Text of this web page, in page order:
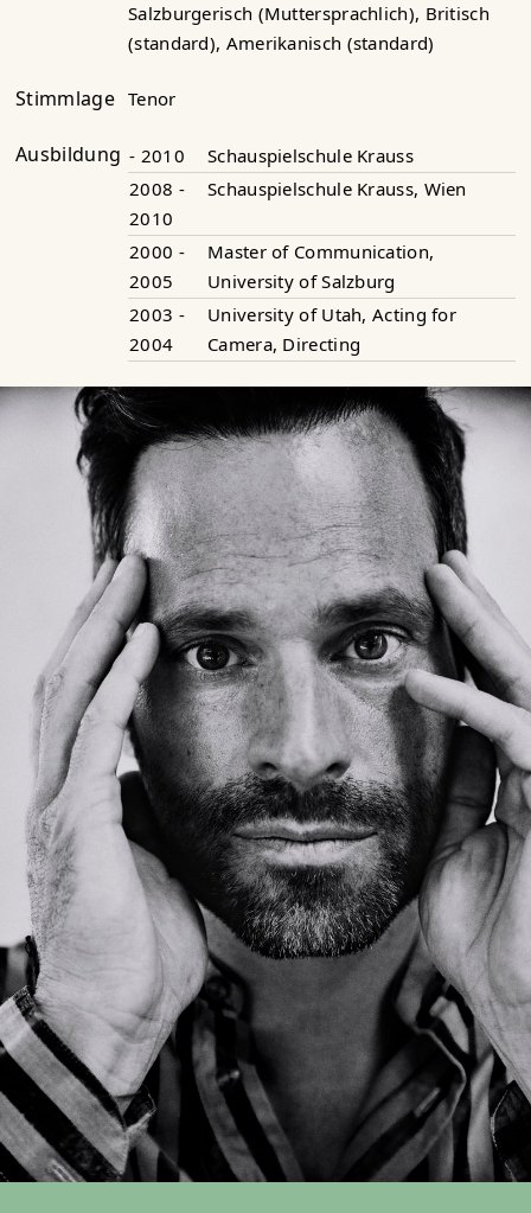
Salzburgerisch (Muttersprachlich), Britisch
(standard), Amerikanisch (standard)
Stimmlage Tenor
Ausbildung - 2010
Schauspielschule Krauss
2008 -
2010
Schauspielschule Krauss, Wien
2000 -
2005
Master of Communication,
University of Salzburg
2003 -
2004
University of Utah, Acting for
Camera, Directing